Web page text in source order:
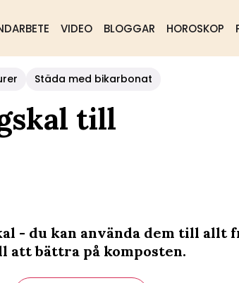
VIDEO BLOGGAR HOROSKOP
Städa med bikarbonat
till
- du kan använda dem till allt
att bättra på komposten.